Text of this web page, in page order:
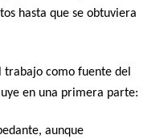
hasta que se obtuviera
trabajo como fuente del
en una primera parte:
aunque